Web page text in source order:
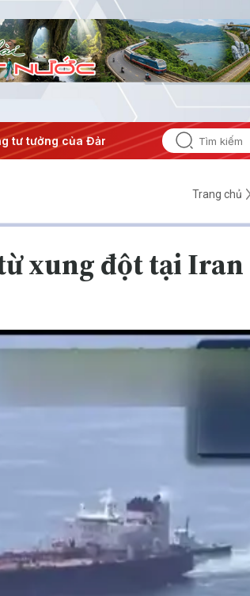
tư tưởng của Đảng #Hội nghị Trung ương 3
Trang chủ
xung đột tại Iran